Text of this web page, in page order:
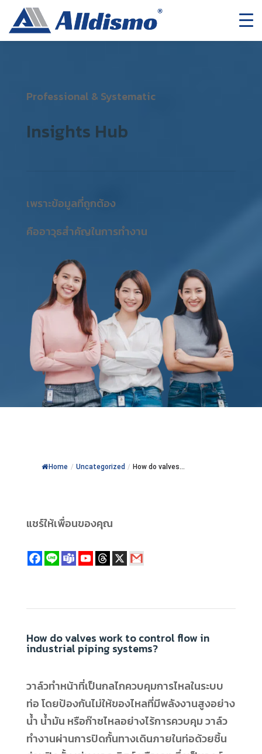
Professional & Systematic
Insights Hub
เพราะข้อมูลที่ถูกต้อง
คืออาวุธสำคัญในการทำงาน
Home / Uncategorized / How do valves...
แชร์ให้เพื่อนของคุณ
How do valves work to control flow in
industrial piping systems?
วาล์วทำหน้าที่เป็นกลไกควบคุมการไหลในระบบ
ท่อ โดยป้องกันไม่ให้ของไหลที่มีพลังงานสูงอย่าง
น้ำ น้ำมัน หรือก๊าซไหลอย่างไร้การควบคุม วาล์ว
ทำงานผ่านการปิดกั้นทางเดินภายในท่อด้วยชิ้น